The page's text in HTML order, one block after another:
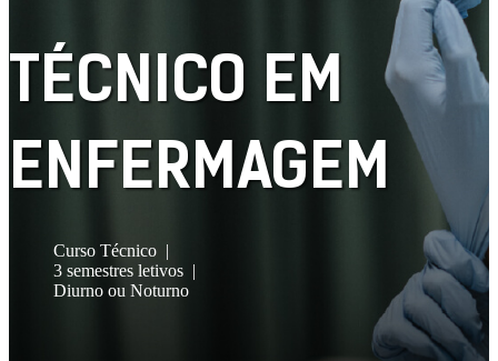
TÉCNICO EM
ENFERMAGEM
Curso Técnico
3 semestres letivos
Diurno ou Noturno